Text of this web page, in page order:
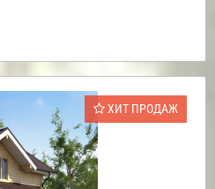
ХИТ ПРОДАЖ